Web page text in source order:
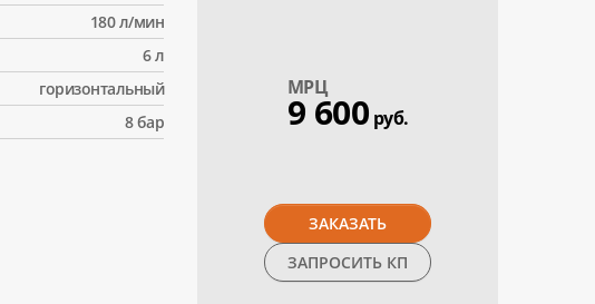
180 л/мин
6 л
горизонтальный
8 бар
МPЦ
9 600 руб.
ЗАКАЗАТЬ
ЗАПРОСИТЬ КП